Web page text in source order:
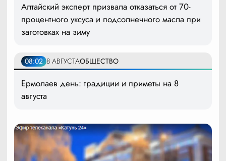
Алтайский эксперт призвала отказаться от 70-
процентного уксуса и подсолнечного масла при
заготовках на зиму
08:02 8 АВГУСТАОБЩЕСТВО
Ермолаев день: традиции и приметы на 8
августа